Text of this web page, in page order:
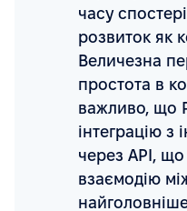
часу
розвиток як
Величезна
простота в
важливо, що
інтеграцію з
через API, що
взаємодію